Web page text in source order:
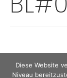
Diese Website
Niveau